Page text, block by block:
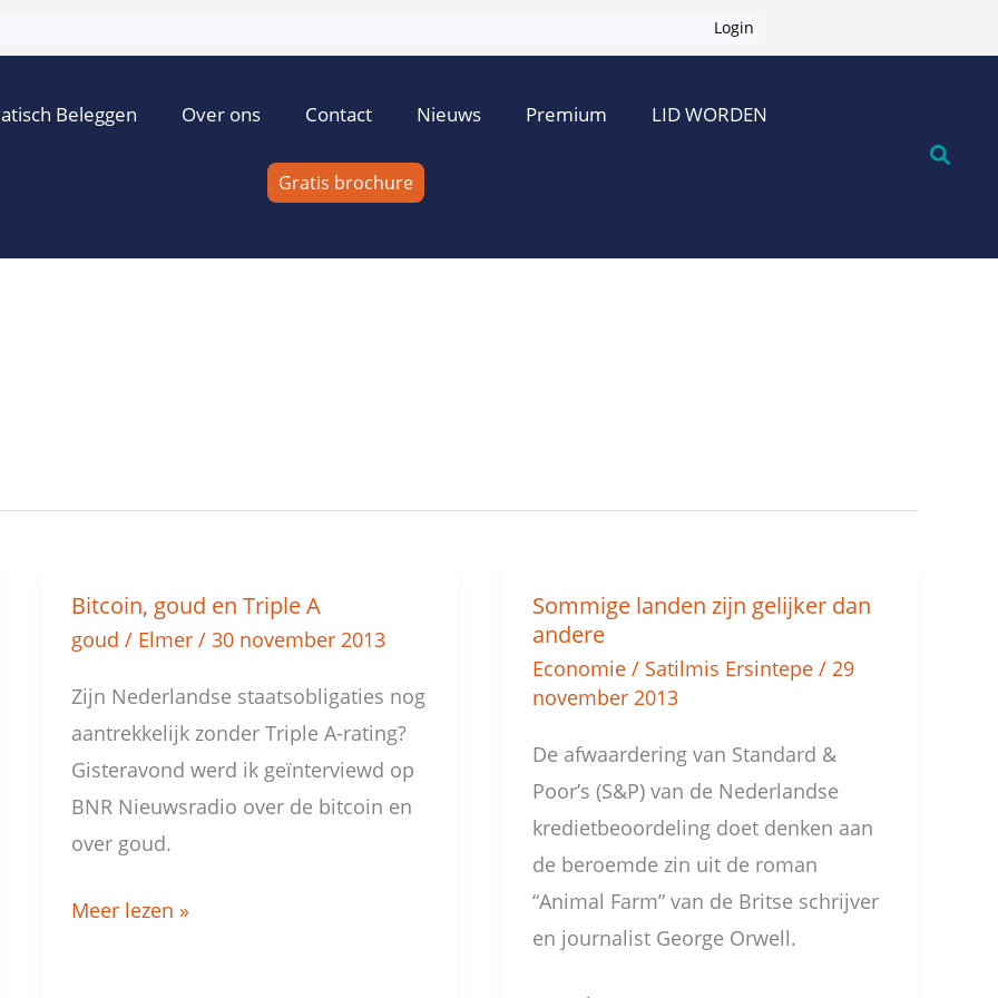
Login
Beleggen Over ons Contact Nieuws Premium LID WORDEN
Gratis brochure
Bitcoin, goud en Triple A
goud / Elmer/30 november 2013
Zijn Nederlandse staatsobligaties nog
aantrekkelijk zonder Triple A-rating?
Gisteravond werd ik geïnterviewd op
BNR Nieuwsradio over de bitcoin en
over goud.
Bitcoin,
goud
en
Meer lezen »
Sommige landen zijn gelijker dan
andere
Economie/ Satilmis Ersintepe / 29
november 2013
De afwaardering van Standard &
Poor’s (S&P) van de Nederlandse
kredietbeoordeling doet denken aan
de beroemde zin uit de roman
“Animal Farm” van de Britse schrijver
en journalist George Orwell.
Sommige
landen
zijn
dan
andere